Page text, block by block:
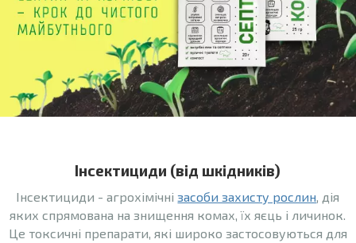
Інсектициди (від шкідників)
Інсектициди - агрохімічнізасоби захисту рослин, дія
яких спрямована на знищення комах, їх яєць і личинок.
Це токсичні препарати, які широко застосовуються для